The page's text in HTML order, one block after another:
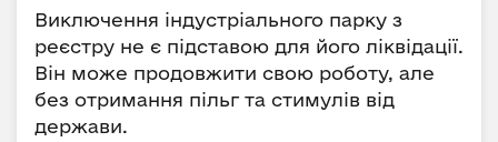
Виключення індустріального парку з
реєстру не є підставою для його ліквідації.
Він може продовжити свою роботу, але
без отримання пільг та стимулів від
держави.